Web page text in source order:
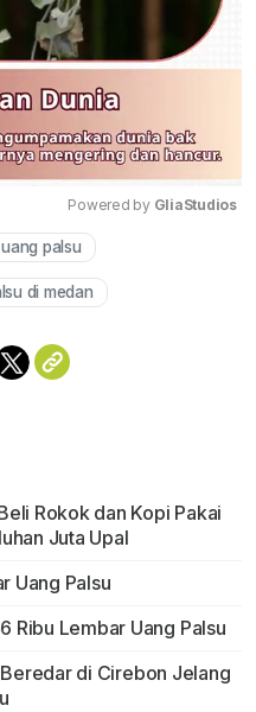
Powered by GliaStudios
palsu
di medan
Rokok dan Kopi Pakai
Juta Upal
Uang Palsu
Ribu Lembar Uang Palsu
di Cirebon Jelang